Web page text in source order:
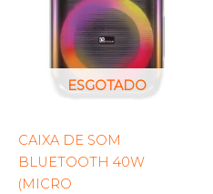
ESGOTADO
CAIXA DE SOM
BLUETOOTH 40W
(MICRO